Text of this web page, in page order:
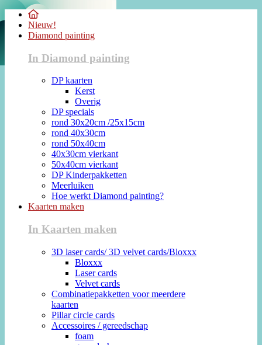
Nieuw!
Diamond painting
In Diamond painting
DP kaarten
Kerst
Overig
DP specials
rond 30x20cm /25x15cm
rond 40x30cm
rond 50x40cm
40x30cm vierkant
50x40cm vierkant
DP Kinderpakketten
Meerluiken
Hoe werkt Diamond painting?
Kaarten maken
In Kaarten maken
3D laser cards/ 3D velvet cards/Bloxxx
Bloxxx
Laser cards
Velvet cards
Combinatiepakketten voor meerdere
kaarten
Pillar circle cards
Accessoires / gereedschap
foam